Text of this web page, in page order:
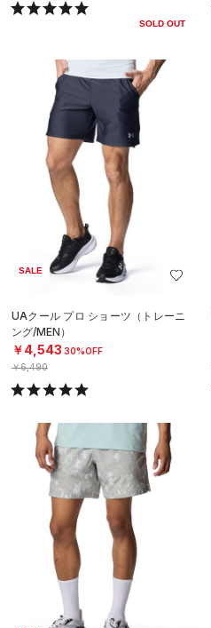
SOLD OUT
SALE
UAクール プロ ショーツ（トレーニ
ング/MEN）
￥4,543 30%OFF
￥6,490